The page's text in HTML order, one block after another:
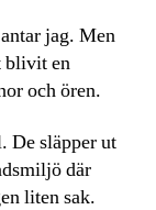
jag. Men
blivit en
och ören.
De släpper ut
där
liten sak.